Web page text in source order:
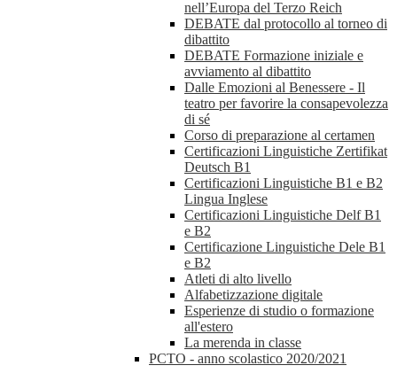
nell’Europa del Terzo Reich
DEBATE dal protocollo al torneo di
dibattito
DEBATE Formazione iniziale e
avviamento al dibattito
Dalle Emozioni al Benessere - Il
teatro per favorire la consapevolezza
di sé
Corso di preparazione al certamen
Certificazioni Linguistiche Zertifikat
Deutsch B1
Certificazioni Linguistiche B1 e B2
Lingua Inglese
Certificazioni Linguistiche Delf B1
e B2
Certificazione Linguistiche Dele B1
e B2
Atleti di alto livello
Alfabetizzazione digitale
Esperienze di studio o formazione
all'estero
La merenda in classe
PCTO - anno scolastico 2020/2021